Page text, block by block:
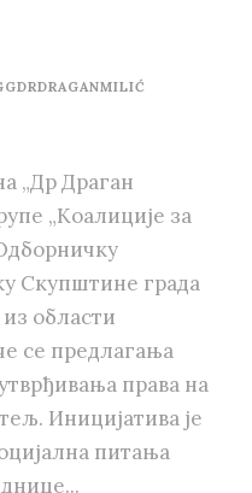
„Др Драган
„Коалиције за
Скупштине града
области
се предлагања
права на
Иницијатива је
питања